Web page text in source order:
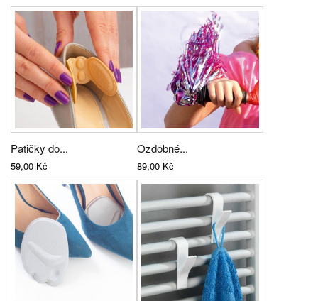
Patičky do...
59,00 Kč
Ozdobné...
89,00 Kč